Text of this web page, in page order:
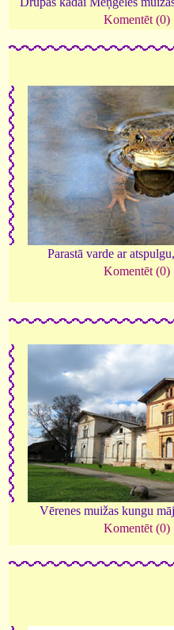
Komentēt (0)
Parastā varde ar
Komentēt (0)
Vērenes muižas kungu
Komentēt (0)